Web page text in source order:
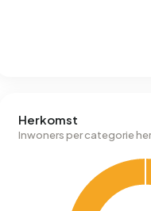
Herkomst
Inwoners per categorie